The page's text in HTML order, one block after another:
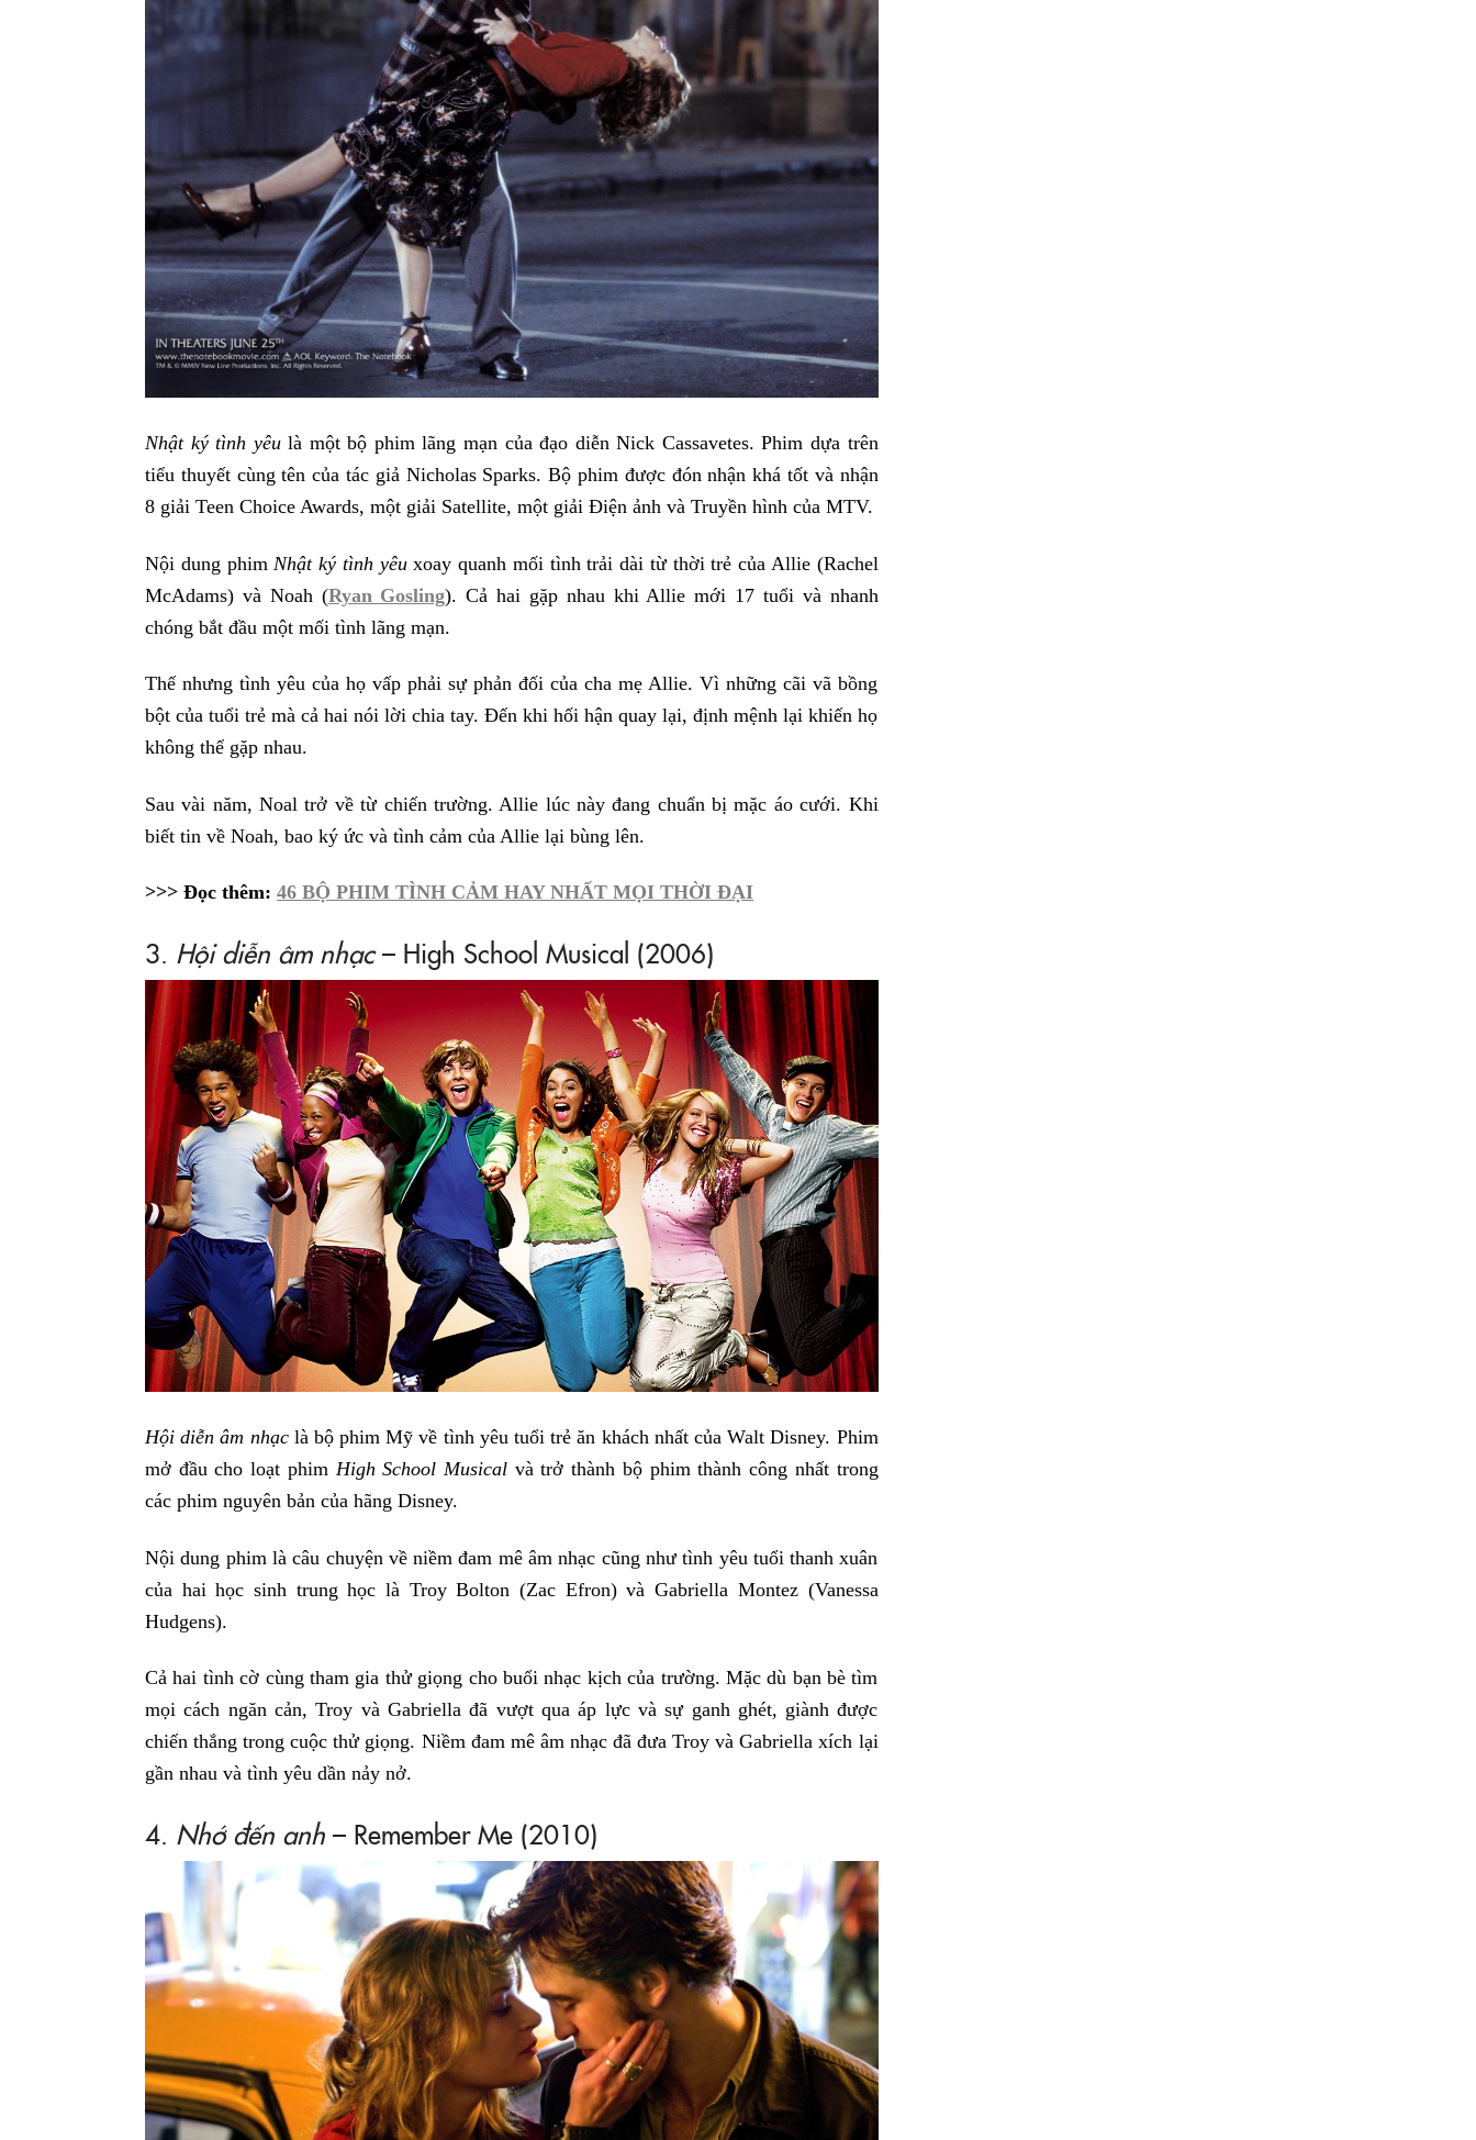
Nhật ký tình yêulà một bộ phim lãng mạn của đạo diễn Nick Cassavetes. Phim dựa trên
tiểu thuyết cùng tên của tác giả Nicholas Sparks. Bộ phim được đón nhận khá tốt và nhận
8 giải Teen Choice Awards, một giải Satellite, một giải Điện ảnh và Truyền hình của MTV.
Nội dung phim Nhật ký tình yêuxoay quanh mối tình trải dài từ thời trẻ của Allie (Rachel
McAdams) và Noah (Ryan Gosling). Cả hai gặp nhau khi Allie mới 17 tuổi và nhanh
chóng bắt đầu một mối tình lãng mạn.
Thế nhưng tình yêu của họ vấp phải sự phản đối của cha mẹ Allie. Vì những cãi vã bồng
bột của tuổi trẻ mà cả hai nói lời chia tay. Đến khi hối hận quay lại, định mệnh lại khiến họ
không thể gặp nhau.
Sau vài năm, Noal trở về từ chiến trường. Allie lúc này đang chuẩn bị mặc áo cưới. Khi
biết tin về Noah, bao ký ức và tình cảm của Allie lại bùng lên.
>>> Đọc thêm: 46 BỘ PHIM TÌNH CẢM HAY NHẤT MỌI THỜI ĐẠI
3. Hội diễn âm nhạc– High School Musical (2006)
Hội diễn âm nhạclà bộ phim Mỹ về tình yêu tuổi trẻ ăn khách nhất của Walt Disney. Phim
mở đầu cho loạt phim High School Musical và trở thành bộ phim thành công nhất trong
các phim nguyên bản của hãng Disney.
Nội dung phim là câu chuyện về niềm đam mê âm nhạc cũng như tình yêu tuổi thanh xuân
của hai học sinh trung học là Troy Bolton (Zac Efron) và Gabriella Montez (Vanessa
Hudgens).
Cả hai tình cờ cùng tham gia thử giọng cho buổi nhạc kịch của trường. Mặc dù bạn bè tìm
mọi cách ngăn cản, Troy và Gabriella đã vượt qua áp lực và sự ganh ghét, giành được
chiến thắng trong cuộc thử giọng. Niềm đam mê âm nhạc đã đưa Troy và Gabriella xích lại
gần nhau và tình yêu dần nảy nở.
4. Nhớ đến anh – Remember Me (2010)